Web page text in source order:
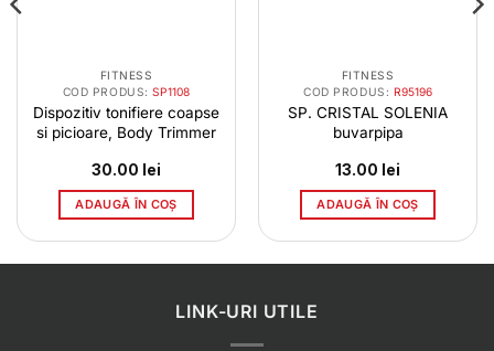
FITNESS
COD PRODUS:SP1108
Dispozitiv tonifiere coapse
si picioare, Body Trimmer
30.00 lei
ADAUGĂ ÎN COȘ
FITNESS
COD PRODUS: R95196
SP. CRISTAL SOLENIA
buvarpipa
13.00 lei
ADAUGĂ ÎN COȘ
LINK-URI UTILE